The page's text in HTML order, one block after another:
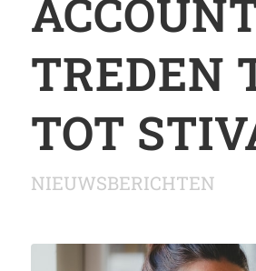
TREDEN
TOT
NIEUWSBERICHTEN